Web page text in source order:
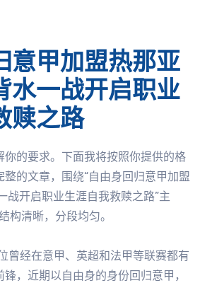
意甲加盟热那亚
水一战开启职业
赎之路
你的要求。下面我将按照你提供的格
的文章，围绕“自由身回归意甲加盟
战开启职业生涯自我救赎之路”主
构清晰，分段均匀。
曾经在意甲、英超和法甲等联赛都有
，近期以自由身的身份回归意甲，